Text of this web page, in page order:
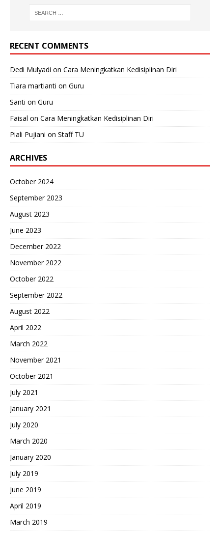
RECENT COMMENTS
Dedi Mulyadi on Cara Meningkatkan Kedisiplinan Diri
Tiara martianti on Guru
Santi on Guru
Faisal on Cara Meningkatkan Kedisiplinan Diri
Piali Pujiani on Staff TU
ARCHIVES
October 2024
September 2023
August 2023
June 2023
December 2022
November 2022
October 2022
September 2022
August 2022
April 2022
March 2022
November 2021
October 2021
July 2021
January 2021
July 2020
March 2020
January 2020
July 2019
June 2019
April 2019
March 2019